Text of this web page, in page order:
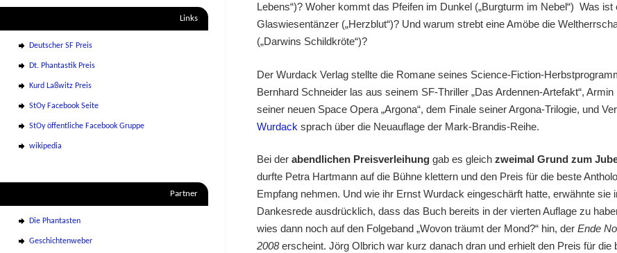
Lebens“)? Woher kommt das Pfeifen im Dunkel („Burgturm im Nebel“) Was ist
Glaswiesentänzer („Herzblut“)? Und warum strebt eine Amöbe die
(„Darwins Schildkröte“)?
Der Wurdack Verlag stellte die Romane seines Science-Fiction-
Bernhard Schneider las aus seinem SF-Thriller „Das Ardennen-Artefakt“,
seiner neuen Space Opera „Argona“, dem Finale seiner Argona-Trilogie, und
Wurdack sprach über die Neuauflage der Mark-Brandis-Reihe.
Bei der abendlichen Preisverleihung gab es gleich zweimal Grund zum
durfte Petra Hartmann auf die Bühne klettern und den Preis für die beste
Empfang nehmen. Und wie ihr Ernst Wurdack eingeschärft hatte, erwähnte sie
Dankesrede ausdrücklich, dass das Buch bereits in der vierten Auflage zu
wies dann noch auf den Folgeband „Wovon träumt der Mond?“ hin, der Ende
2008erscheint. Jörg Olbrich war kurz danach dran und erhielt den Preis für die
Links
Deutscher SF Preis
Dt. Phantastik Preis
Kurd Laßwitz Preis
StOy Facebook Seite
StOy öffentliche Facebook Gruppe
wikipedia
Partner
Die Phantasten
Geschichtenweber